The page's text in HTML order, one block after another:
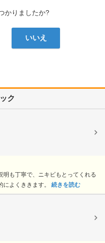
かりましたか?
いいえ
ク
も丁寧で、ニキビもとってくれる
によくききます。 続きを読む